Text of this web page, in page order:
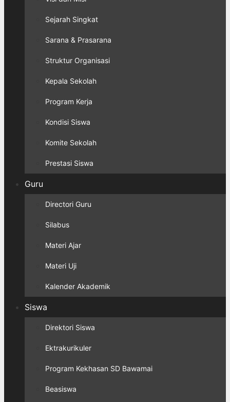
Sejarah Singkat
Sarana & Prasarana
Struktur Organisasi
Kepala Sekolah
Program Kerja
Kondisi Siswa
Komite Sekolah
Prestasi Siswa
Guru
Directori Guru
Silabus
Materi Ajar
Materi Uji
Kalender Akademik
Siswa
Direktori Siswa
Ektrakurikuler
Program Kekhasan SD Bawamai
Beasiswa